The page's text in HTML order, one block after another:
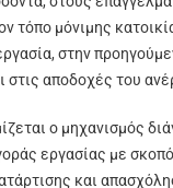
τόπο μόνιμης
στην
στις αποδοχές του
ο μηχανισμός
εργασίας με
και